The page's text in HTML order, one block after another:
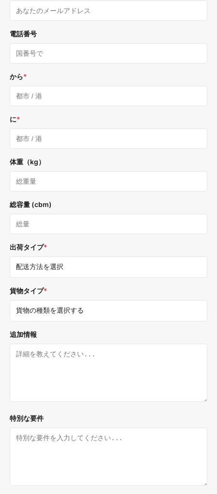
電話番号
から*
に*
体重（kg）
総容量 (cbm)
出荷タイプ*
貨物タイプ*
追加情報
特別な要件